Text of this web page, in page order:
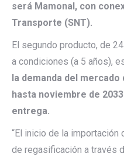
será Mamonal, con
Transporte (SNT).
El segundo producto, de
a condiciones (a 5 años),
la demanda del
hasta noviembre de
entrega.
“El inicio de la importación
de regasificación a través